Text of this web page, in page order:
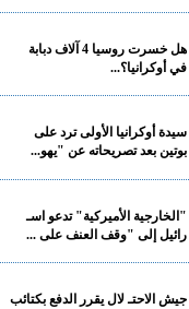
هل خسرت روسيا 4 آلاف دبابة
في أوكرانيا؟...
سيدة أوكرانيا الأولى ترد على
بوتين بعد تصريحاته عن "يهو...
"الخارجية الأميركية" تدعو اسـ
رائيل إلى "وقف العنف على ...
جيش الاحتـ لال يقرر الدفع بكتائب